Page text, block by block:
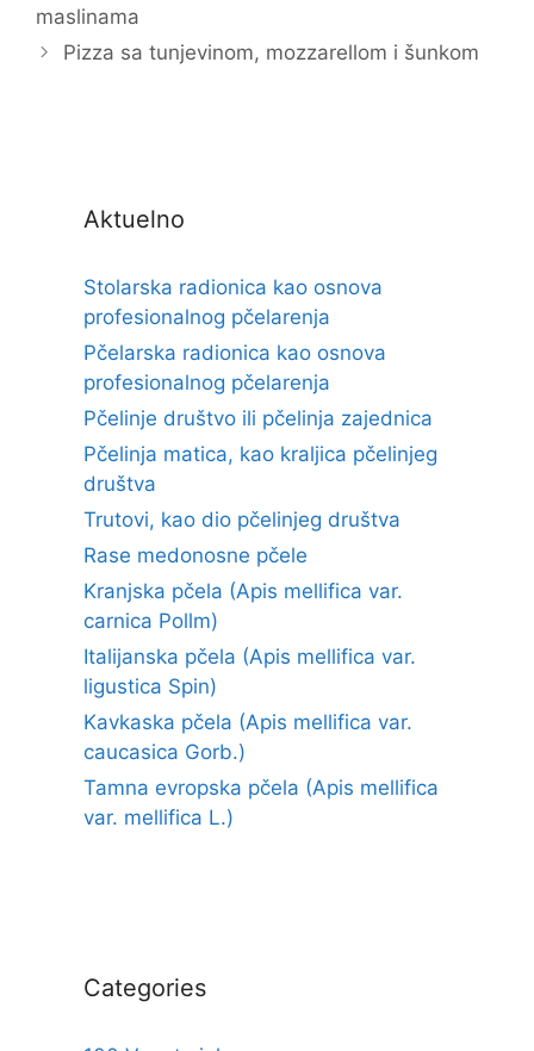
maslinama
Pizza sa tunjevinom, mozzarellom i šunkom
Aktuelno
Stolarska radionica kao osnova
profesionalnog pčelarenja
Pčelarska radionica kao osnova
profesionalnog pčelarenja
Pčelinje društvo ili pčelinja zajednica
Pčelinja matica, kao kraljica pčelinjeg
društva
Trutovi, kao dio pčelinjeg društva
Rase medonosne pčele
Kranjska pčela (Apis mellifica var.
carnica Pollm)
Italijanska pčela (Apis mellifica var.
ligustica Spin)
Kavkaska pčela (Apis mellifica var.
caucasica Gorb.)
Tamna evropska pčela (Apis mellifica
var. mellifica L.)
Categories